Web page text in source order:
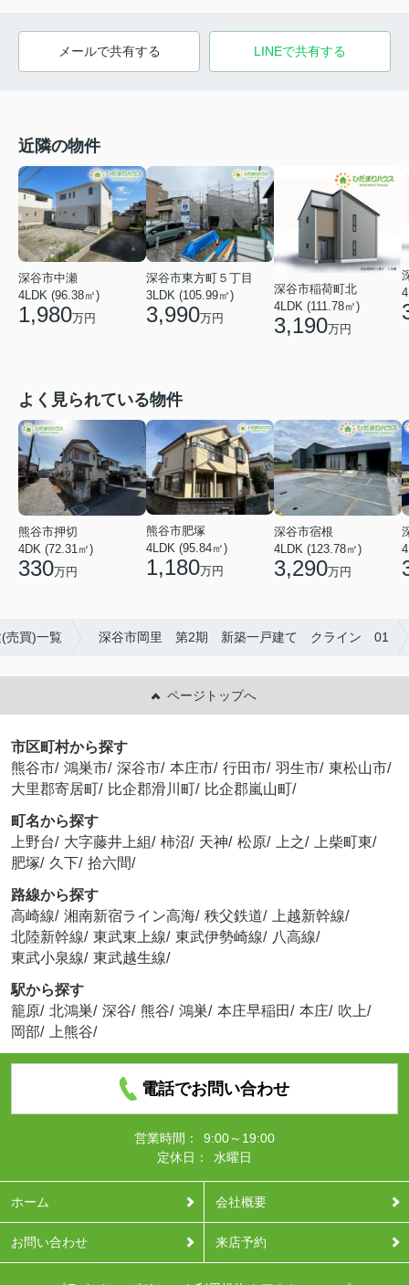
メールで共有する LINEで共有する
近隣の物件
深谷市中瀬
4LDK (96.38㎡)
1,980万円
深谷市東方町５丁目
3LDK (105.99㎡)
3,990万円
深谷市稲荷町北
4LDK (111.78㎡)
3,190万円
よく見られている物件
熊谷市押切
4DK (72.31㎡)
330万円
熊谷市肥塚
4LDK (95.84㎡)
1,180万円
深谷市宿根
4LDK (123.78㎡)
3,290万円
売買)一覧 深谷市岡里 第2期 新築一戸建て クライン 01
ページトップへ
市区町村から探す
熊谷市/ 鴻巣市/ 深谷市/ 本庄市/ 行田市/ 羽生市/ 東松山市/
大里郡寄居町/ 比企郡滑川町/ 比企郡嵐山町/
町名から探す
上野台/ 大字藤井上組/ 柿沼/ 天神/ 松原/ 上之/ 上柴町東/
肥塚/ 久下/ 拾六間/
路線から探す
高崎線/ 湘南新宿ライン高海/ 秩父鉄道/ 上越新幹線/
北陸新幹線/ 東武東上線/ 東武伊勢崎線/ 八高線/
東武小泉線/ 東武越生線/
駅から探す
籠原/ 北鴻巣/ 深谷/ 熊谷/ 鴻巣/ 本庄早稲田/ 本庄/ 吹上/
岡部/ 上熊谷/
電話でお問い合わせ
営業時間：
9:00～19:00
定休日：
水曜日
ホーム 会社概要
お問い合わせ 来店予約